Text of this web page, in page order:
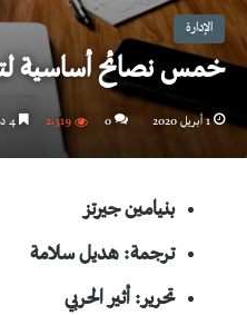
الإدارة
خمس نصائح أساسية
1 أبريل 2020 0 2٬319
بنيامين جيرتز
ترجمة: هديل سلامة
تحرير: أثير الحربي